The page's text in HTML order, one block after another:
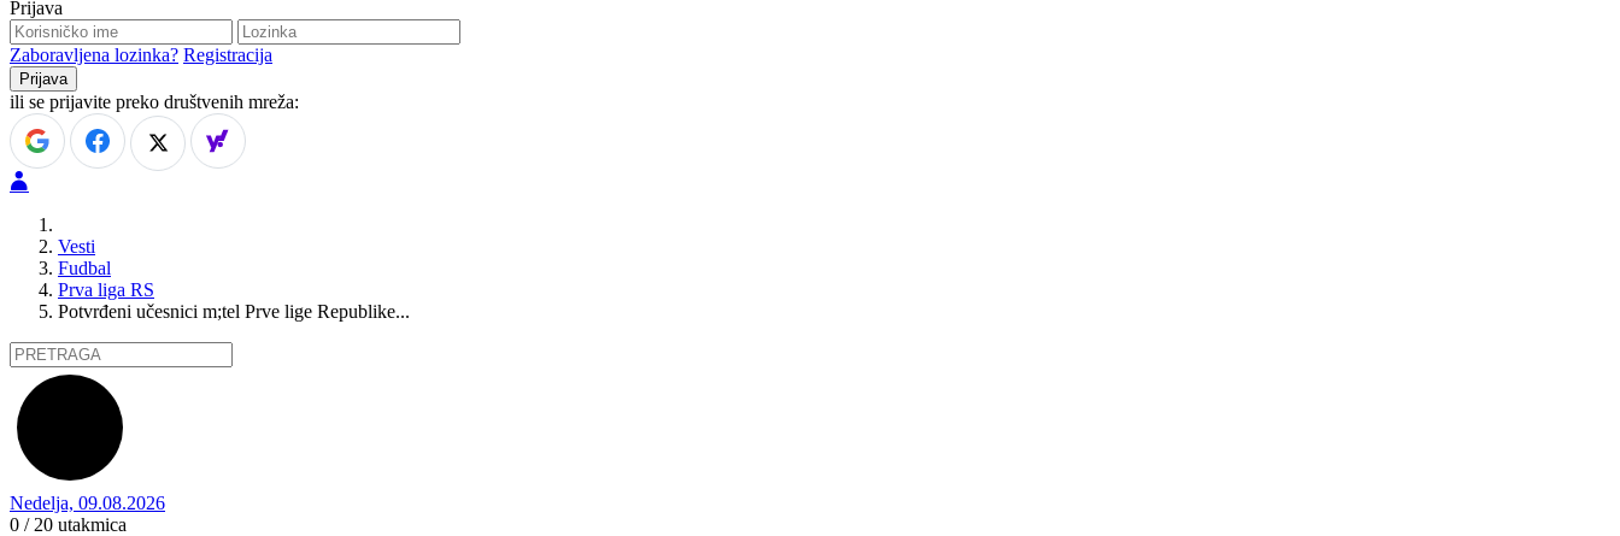
Prijava
Zaboravljena lozinka? Registracija
ili se prijavite preko društvenih mreža:
Vesti
Fudbal
Prva liga RS
Potvrđeni učesnici m;tel Prve lige Republike...
Nedelja, 09.08.2026
0 / 20 utakmica